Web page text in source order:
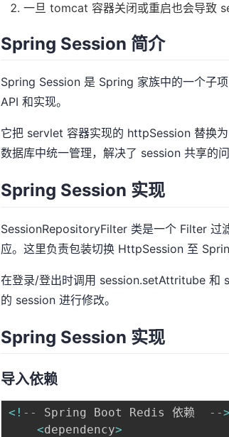
一旦 tomcat 容器关闭或重启也会导致
Spring Session 简介
Spring Session 是 Spring 家族中的一个子
API 和实现。
它把 servlet 容器实现的 httpSession 替换
数据库中统一管理，解决了 session 共享的问
Spring Session 实现
SessionRepositoryFilter 类是一个 Filter 过
应。这里负责包装切换 HttpSession 至
在登录/登出时调用 session.setAttritube 和
的 session 进行修改。
Spring Session 实现
导入依赖
< ! -- Spring Boot Redis 依赖 -->
<dependency>